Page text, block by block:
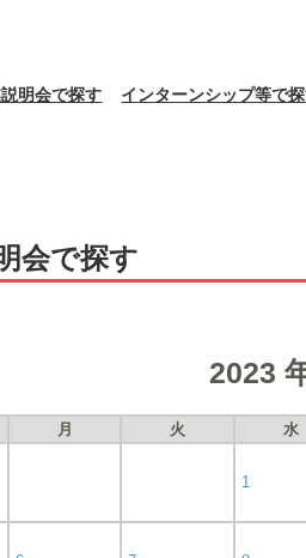
明会で探す インターンシップ等で
会で探す
2023
月 火 水
1